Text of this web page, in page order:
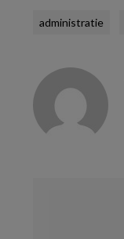
administratie